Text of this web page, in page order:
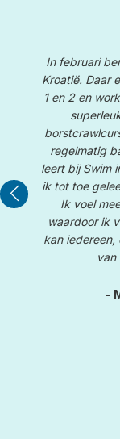
In februari
Kroatië. Daar
1 en 2 en
regelmatig
leert bij Swim
ik tot toe
Ik voel
waardoor ik
kan iedereen,
van
-